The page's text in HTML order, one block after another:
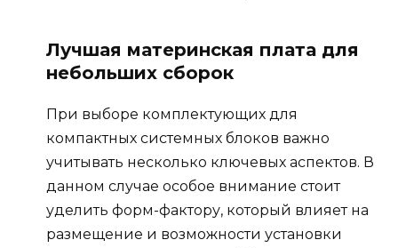
Лучшая материнская плата для
небольших сборок
При выборе комплектующих для
компактных системных блоков важно
учитывать несколько ключевых аспектов. В
данном случае особое внимание стоит
уделить форм-фактору, который влияет на
размещение и возможности установки